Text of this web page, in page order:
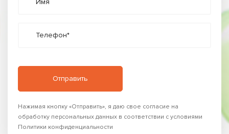
Телефон*
Нажимая кнопку «Отправить», я даю свое согласие на
обработку персональных данных в соответствии с условиями
Политики конфиденциальности